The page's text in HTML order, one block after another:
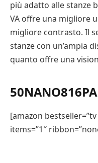
più adatto alle stanze
VA offre una migliore
migliore contrasto. Il
stanze con un’ampia
quanto offre una
[amazon bestseller=”tv
items=”1″